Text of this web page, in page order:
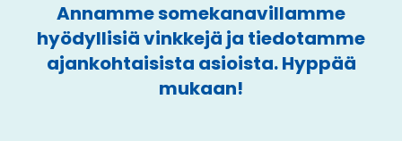
Annamme somekanavillamme
hyödyllisiä vinkkejä ja tiedotamme
ajankohtaisista asioista. Hyppää
mukaan!